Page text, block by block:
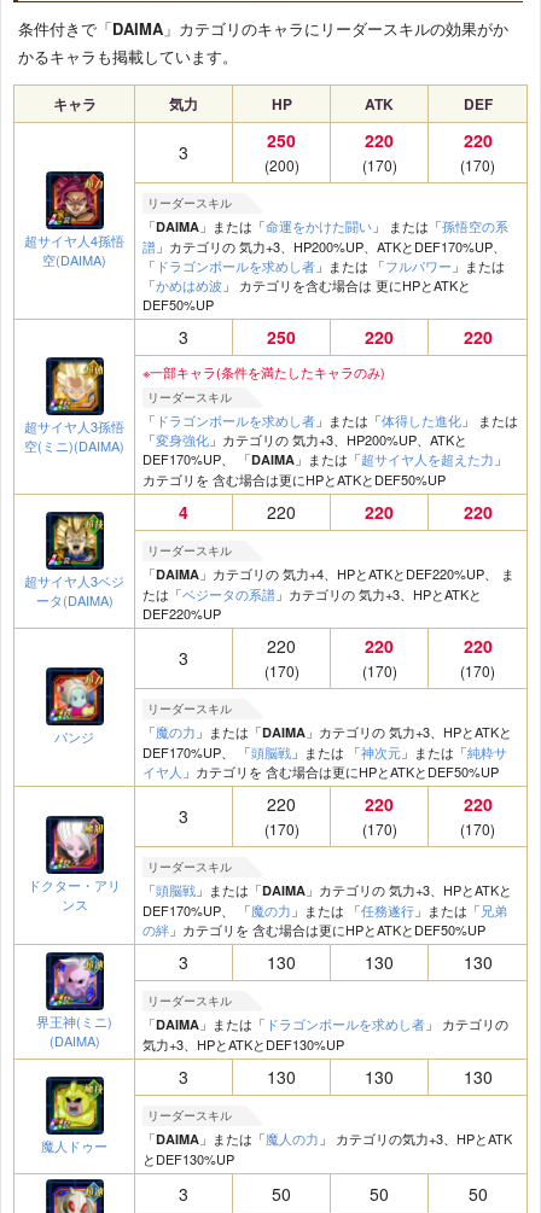
条件付きで「DAIMA 」カテゴリのキャラにリーダースキルの効果がか
かるキャラも掲載しています。
キャラ 気力 HP ATK DEF
超サイヤ人4孫悟
空(DAIMA)
3 250
(200)
220
(170)
220
(170)
リーダースキル
「DAIMA 」または「命運をかけた闘い 」 または「孫悟空の系
譜 」カテゴリの 気力+3、HP200%UP、ATKとDEF170%UP、
「 ドラゴンボールを求めし者 」または 「フルパワー 」または
「かめはめ波 」 カテゴリを含む場合は 更にHPとATKと
DEF50%UP
超サイヤ人3孫悟
空(ミニ)(DAIMA)
3 250 220 220
※一部キャラ(条件を満たしたキャラのみ)
リーダースキル
「 ドラゴンボールを求めし者 」または「体得した進化 」 または
「変身強化 」カテゴリの 気力+3、HP200%UP、ATKと
DEF170%UP、 「DAIMA 」または「超サイヤ人を超えた力 」
カテゴリを 含む場合は更にHPとATKとDEF50%UP
超サイヤ人3ベジ
ータ(DAIMA)
4 220 220 220
リーダースキル
「DAIMA 」カテゴリの 気力+4、HPとATKとDEF220%UP、 ま
たは「ベジータの系譜 」カテゴリの 気力+3、HPとATKと
DEF220%UP
パンジ
3 220
(170)
220
(170)
220
(170)
リーダースキル
「魔の力 」または「DAIMA 」カテゴリの 気力+3、HPとATKと
DEF170%UP、 「頭脳戦 」または 「神次元 」または「純粋サ
イヤ人 」カテゴリを 含む場合は更にHPとATKとDEF50%UP
ドクター・アリ
ンス
3 220
(170)
220
(170)
220
(170)
リーダースキル
「頭脳戦 」または「DAIMA 」カテゴリの 気力+3、HPとATKと
DEF170%UP、 「魔の力 」または 「任務遂行 」または「兄弟
の絆 」カテゴリを 含む場合は更にHPとATKとDEF50%UP
界王神(ミニ)
(DAIMA)
3 130 130 130
リーダースキル
「DAIMA 」または「 ドラゴンボールを求めし者 」 カテゴリの
気力+3、HPとATKとDEF130%UP
魔人ドゥー
3 130 130 130
リーダースキル
「DAIMA 」または「魔人の力 」 カテゴリの気力+3、HPとATK
とDEF130%UP
3 50 50 50